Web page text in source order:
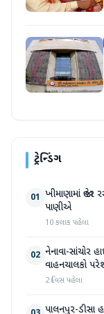
ટ્રેન્ડિંગ
01 ખીમાણામાં
પાણીએ
10 કલાક પહેલા
02 નેનાવા-સાંચોર
વાહનચાલકો
2 દિવસ પહેલા
પાલનપુર-ડીસા